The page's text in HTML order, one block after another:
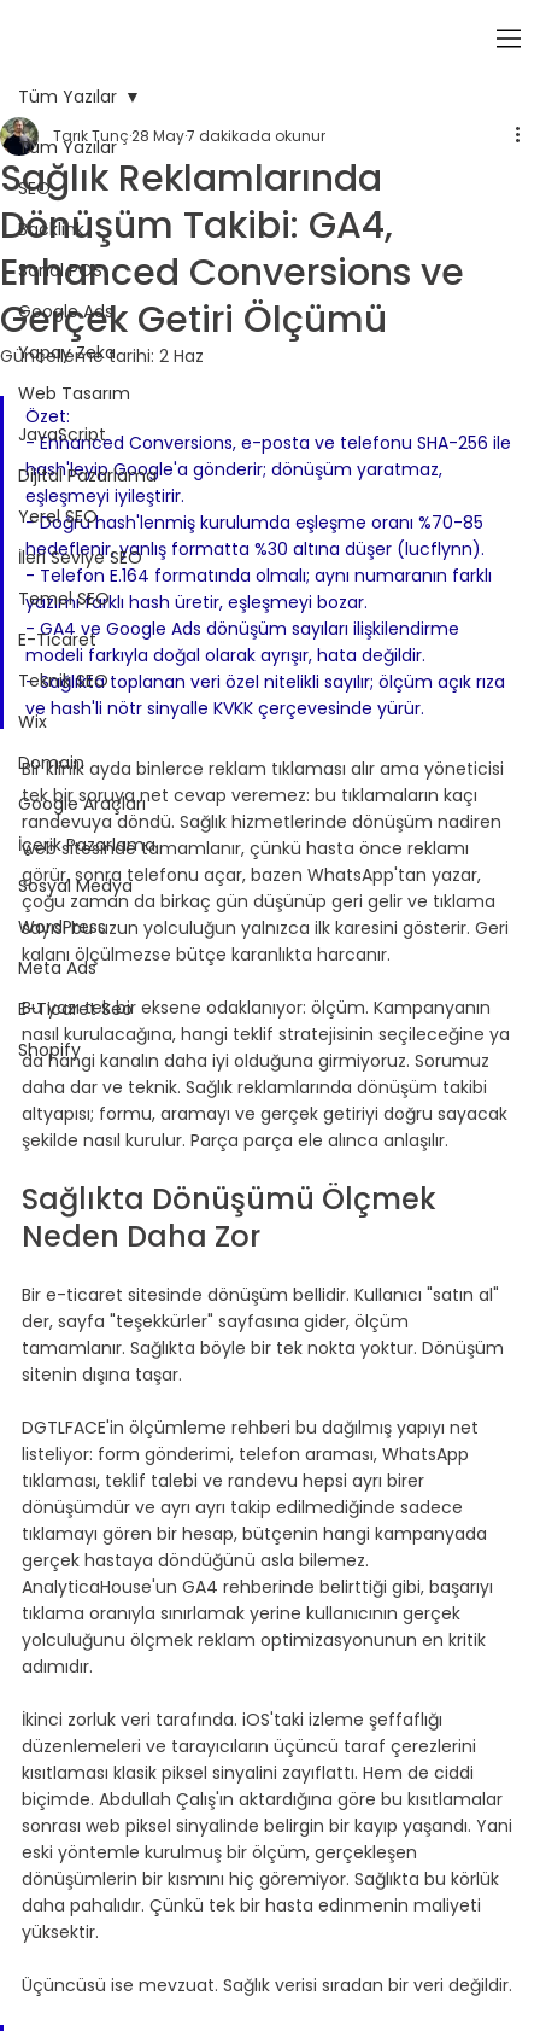
Tüm Yazılar
SEO
Backlink
Sanal POS
Google Ads
Yapay Zeka
Web Tasarım
JavaScript
Dijital Pazarlama
Yerel SEO
İleri Seviye SEO
Temel SEO
E-Ticaret
Teknik SEO
Wix
Domain
Google Araçları
İçerik Pazarlama
Sosyal Medya
WordPress
Meta Ads
E-Ticaret Seo
Shopify
Tüm Yazılar
Sağlık Reklamlarında
Dönüşüm Takibi: GA4,
Enhanced Conversions ve
Gerçek Getiri Ölçümü
Tarık Tunç28 May7 dakikada okunur
Güncelleme tarihi: 2 Haz
Özet:
- Enhanced Conversions, e-posta ve telefonu SHA-256 ile
hash'leyip Google'a gönderir; dönüşüm yaratmaz,
eşleşmeyi iyileştirir.
- Doğru hash'lenmiş kurulumda eşleşme oranı %70-85
hedeflenir, yanlış formatta %30 altına düşer (lucflynn).
- Telefon E.164 formatında olmalı; aynı numaranın farklı
yazımı farklı hash üretir, eşleşmeyi bozar.
- GA4 ve Google Ads dönüşüm sayıları ilişkilendirme
modeli farkıyla doğal olarak ayrışır, hata değildir.
- Sağlıkta toplanan veri özel nitelikli sayılır; ölçüm açık rıza
ve hash'li nötr sinyalle KVKK çerçevesinde yürür.
Bir klinik ayda binlerce reklam tıklaması alır ama yöneticisi
tek bir soruya net cevap veremez: bu tıklamaların kaçı
randevuya döndü. Sağlık hizmetlerinde dönüşüm nadiren
web sitesinde tamamlanır, çünkü hasta önce reklamı
görür, sonra telefonu açar, bazen WhatsApp'tan yazar,
çoğu zaman da birkaç gün düşünüp geri gelir ve tıklama
sayısı bu uzun yolculuğun yalnızca ilk karesini gösterir. Geri
kalanı ölçülmezse bütçe karanlıkta harcanır.
Bu yazı tek bir eksene odaklanıyor: ölçüm. Kampanyanın
nasıl kurulacağına, hangi teklif stratejisinin seçileceğine ya
da hangi kanalın daha iyi olduğuna girmiyoruz. Sorumuz
daha dar ve teknik. Sağlık reklamlarında dönüşüm takibi
altyapısı; formu, aramayı ve gerçek getiriyi doğru sayacak
şekilde nasıl kurulur. Parça parça ele alınca anlaşılır.
Sağlıkta Dönüşümü Ölçmek
Neden Daha Zor
Bir e-ticaret sitesinde dönüşüm bellidir. Kullanıcı "satın al"
der, sayfa "teşekkürler" sayfasına gider, ölçüm
tamamlanır. Sağlıkta böyle bir tek nokta yoktur. Dönüşüm
sitenin dışına taşar.
DGTLFACE'in ölçümleme rehberi bu dağılmış yapıyı net
listeliyor: form gönderimi, telefon araması, WhatsApp
tıklaması, teklif talebi ve randevu hepsi ayrı birer
dönüşümdür ve ayrı ayrı takip edilmediğinde sadece
tıklamayı gören bir hesap, bütçenin hangi kampanyada
gerçek hastaya döndüğünü asla bilemez.
AnalyticaHouse'un GA4 rehberinde belirttiği gibi, başarıyı
tıklama oranıyla sınırlamak yerine kullanıcının gerçek
yolculuğunu ölçmek reklam optimizasyonunun en kritik
adımıdır.
İkinci zorluk veri tarafında. iOS'taki izleme şeffaflığı
düzenlemeleri ve tarayıcıların üçüncü taraf çerezlerini
kısıtlaması klasik piksel sinyalini zayıflattı. Hem de ciddi
biçimde. Abdullah Çalış'ın aktardığına göre bu kısıtlamalar
sonrası web piksel sinyalinde belirgin bir kayıp yaşandı. Yani
eski yöntemle kurulmuş bir ölçüm, gerçekleşen
dönüşümlerin bir kısmını hiç göremiyor. Sağlıkta bu körlük
daha pahalıdır. Çünkü tek bir hasta edinmenin maliyeti
yüksektir.
Üçüncüsü ise mevzuat. Sağlık verisi sıradan bir veri değildir.